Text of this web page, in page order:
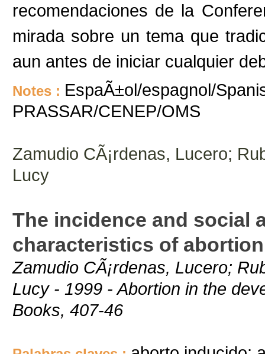
recomendaciones de la
mirada sobre un tema que
aun antes de iniciar cualquier
Notes : EspaÃ±ol/espagnol/
PRASSAR/CENEP/OMS
Zamudio CÃ¡rdenas, Lucero;
Lucy
The incidence and social
characteristics of
Zamudio CÃ¡rdenas, Lucero;
Lucy - 1999 - Abortion in the
Books, 407-46